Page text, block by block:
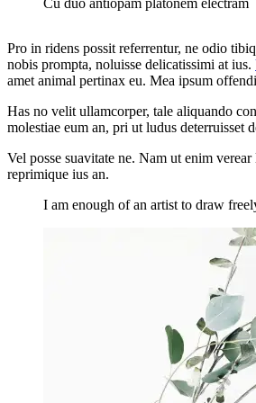
Pro in ridens possit referrentur, ne odio
nobis prompta, noluisse delicatissimi at ius.
amet animal pertinax eu. Mea ipsum
Has no velit ullamcorper, tale aliquando
molestiae eum an, pri ut ludus deterruisset
Vel posse suavitate ne. Nam ut enim
reprimique ius an.
I am enough of an artist to draw